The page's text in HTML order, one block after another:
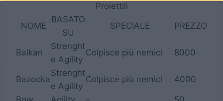
Proiettili
NOME
BASATO
SU
SPECIALE PREZZO
Balkan
Strenght
e Agility
Colpisce più nemici 8000
Bazooka
Strenght
e Agility
Colpisce più nemici 4000